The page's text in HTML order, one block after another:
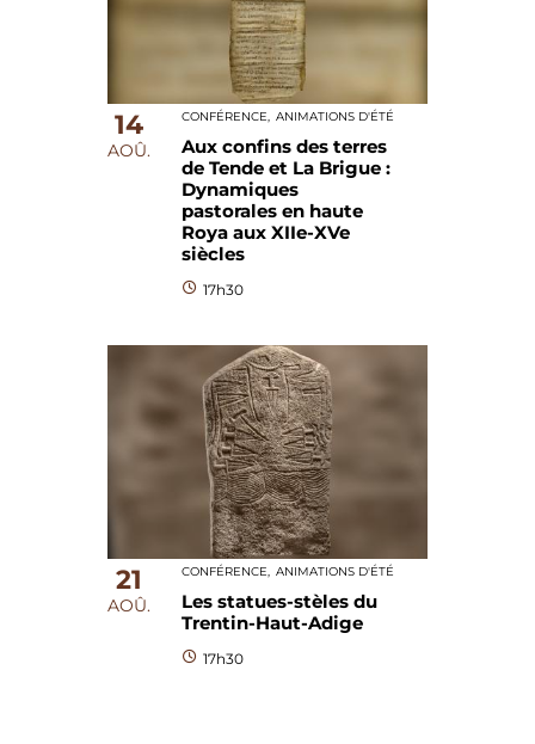
CONFÉRENCE, ANIMATIONS D'ÉTÉ
Aux confins des terres
de Tende et La Brigue :
Dynamiques
pastorales en haute
Roya aux XIIe-XVe
siècles
17h30
14
AOÛ.
CONFÉRENCE, ANIMATIONS D'ÉTÉ
Les statues-stèles du
Trentin-Haut-Adige
17h30
21
AOÛ.